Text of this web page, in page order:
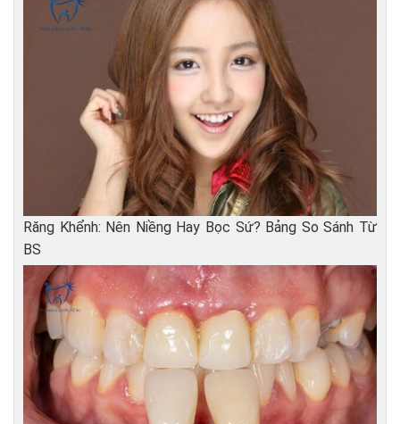
Răng Khểnh: Nên Niềng Hay Bọc Sứ? Bảng So Sánh Từ
BS